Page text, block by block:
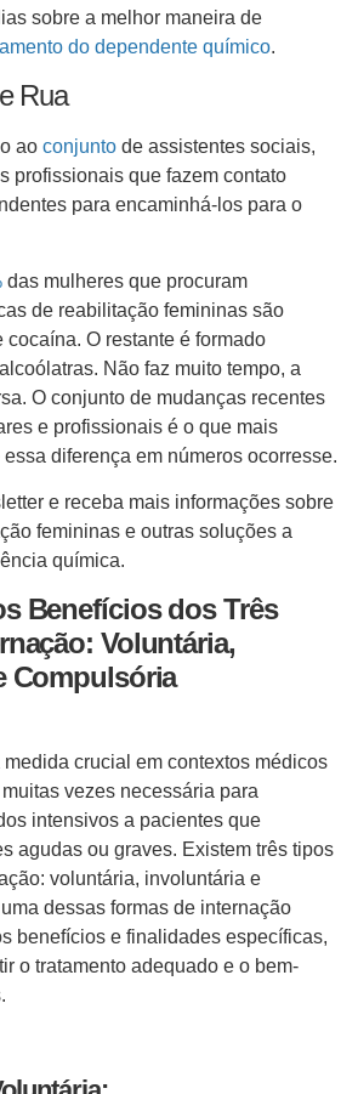
sobre a melhor maneira de
do dependente químico.
Rua
ao conjunto de assistentes sociais,
profissionais que fazem contato
para encaminhá-los para o
das mulheres que procuram
de reabilitação femininas são
cocaína. O restante é formado
Não faz muito tempo, a
O conjunto de mudanças recentes
e profissionais é o que mais
diferença em números ocorresse.
e receba mais informações sobre
femininas e outras soluções a
química.
Benefícios dos Três
Voluntária,
Compulsória
crucial em contextos médicos
vezes necessária para
intensivos a pacientes que
agudas ou graves. Existem três tipos
voluntária, involuntária e
dessas formas de internação
benefícios e finalidades específicas,
o tratamento adequado e o bem-